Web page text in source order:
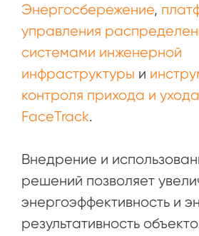
Энергосбережение,
управления
системами инженерной
инфраструктуры и
контроля прихода и
FaceTrack.
Внедрение и
решений позволяет
энергоэффективность и
результативность